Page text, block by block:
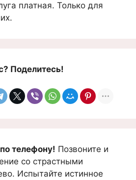
платная. Только для
Поделитесь!
телефону! Позвоните и
со страстными
Испытайте истинное